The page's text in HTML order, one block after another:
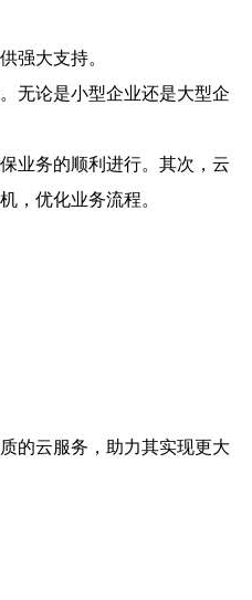
强大支持。
无论是小型企业还是大型企
业务的顺利进行。其次，云
，优化业务流程。
的云服务，助力其实现更大